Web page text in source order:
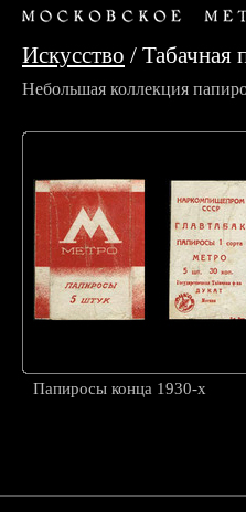
Искусство / Табачная
Небольшая коллекция
Папиросы конца 1930-х